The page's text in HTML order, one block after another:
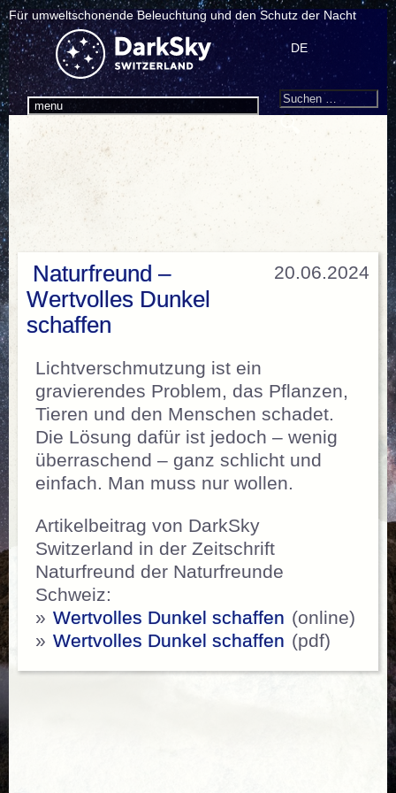
Für umweltschonende Beleuchtung und den Schutz der Nacht
menu
DE
Search
Suchen
20.06.2024
Naturfreund –
Wertvolles Dunkel
schaffen
Lichtverschmutzung ist ein
gravierendes Problem, das Pflanzen,
Tieren und den Menschen schadet.
Die Lösung dafür ist jedoch – wenig
überraschend – ganz schlicht und
einfach. Man muss nur wollen.
Artikelbeitrag von DarkSky
Switzerland in der Zeitschrift
Naturfreund der Naturfreunde
Schweiz:
» Wertvolles Dunkel schaffen (online)
» Wertvolles Dunkel schaffen (pdf)